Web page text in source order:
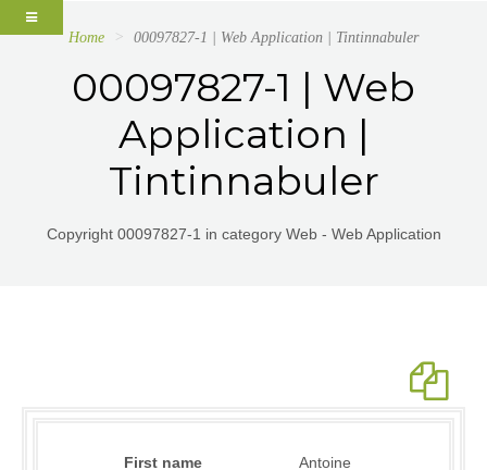
Home 00097827-1 | Web Application | Tintinnabuler
00097827-1 | Web
Application |
Tintinnabuler
Copyright 00097827-1 in category Web - Web Application
First name
Antoine